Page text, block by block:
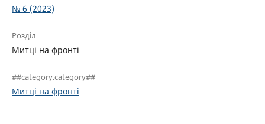
№ 6 (2023)
Розділ
Митці на фронті
##category.category##
Митці на фронті